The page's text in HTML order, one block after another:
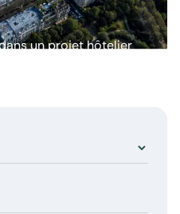
un projet hôtelier